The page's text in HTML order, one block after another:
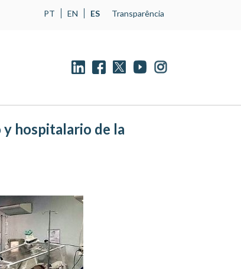
PT EN ES Transparência
hospitalario de la